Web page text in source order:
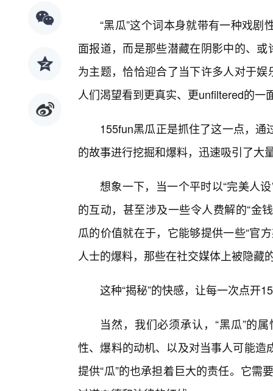
“黑瓜”这个词本身就带有一种戏
面报道，而是那些潜藏在阴影中的、
为主题，恰恰迎合了当下许多人对于
人们渴望看到更真实、更unfiltered的一
155fun黑瓜正是抓住了这一点，
的故事进行挖掘和爆料，迅速吸引了大
想象一下，当一个平时以“完美人
的互动，甚至涉及一些令人费解的“金
瓜的价值就在于，它能够提供一些“官
人士的爆料，那些在社交媒体上被隐藏
这种“揭秘”的快感，让每一次点开
当然，我们必须承认，“黑瓜”的
性、爆料的动机、以及对当事人可能
提供“瓜”的也承担着巨大的责任。它需